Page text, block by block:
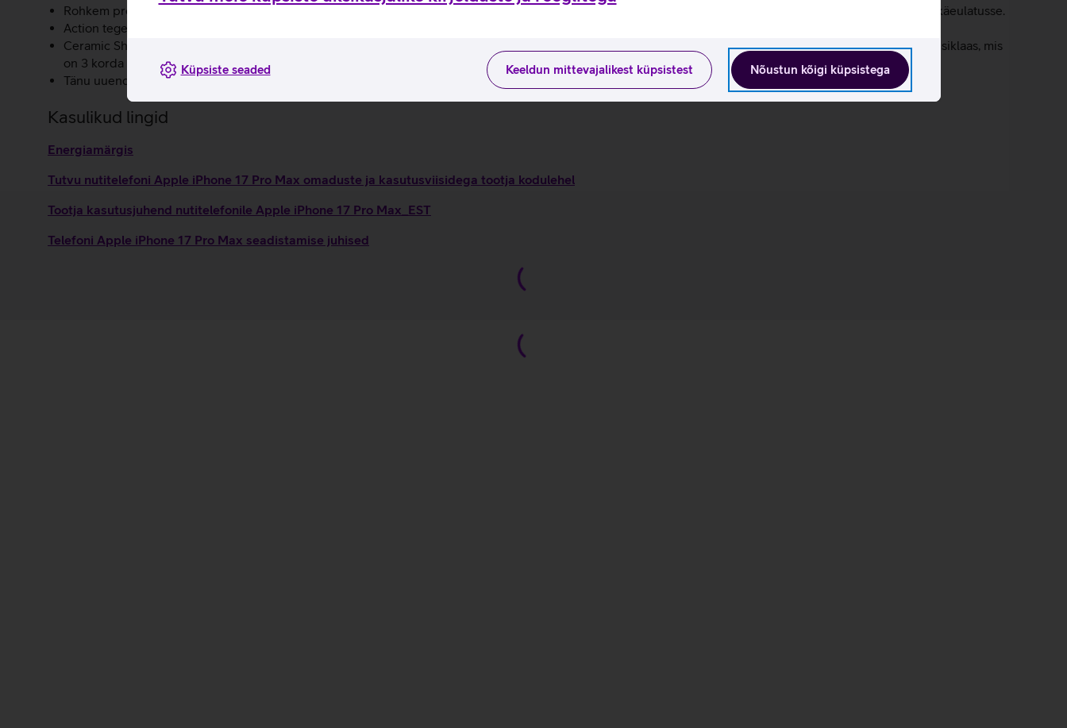
Nõustun kõigi küpsistega
Keeldun mittevajalikest küpsistest
Küpsiste seaded
Rohkem professionaalseid videofunktsioone nagu täiustatud stabiliseerimine ja kinotasemel tehnilised näitajad, et tuua võimsad videolahendused otse sinu käeulatusse.
Action tegevusnupp võimaldab kiiret ligipääsu enda lemmikfunktsioonidele.
Ceramic Shield kaitseb iPhone 17 Pro Max tagakülge, muutes selle vastupidavamaks pragudele. Seadme ekraani kaitseb kriimustuskindel Ceramic Shield 2 esiklaas, mis
on 3 korda vastupidavam kui eelkäijal.
Tänu uuendatud sisemisele ehitusele on akule loodud oluliselt rohkem ruumi, mis tagab parema akukestvuse võrreldes eelmisel mudeliga.
Kasulikud lingid
Energiamärgis
Tutvu nutitelefoni Apple iPhone 17 Pro Max omaduste ja kasutusviisidega tootja kodulehel
Tootja kasutusjuhend nutitelefonile Apple iPhone 17 Pro Max_EST
Telefoni Apple iPhone 17 Pro Max seadistamise juhised